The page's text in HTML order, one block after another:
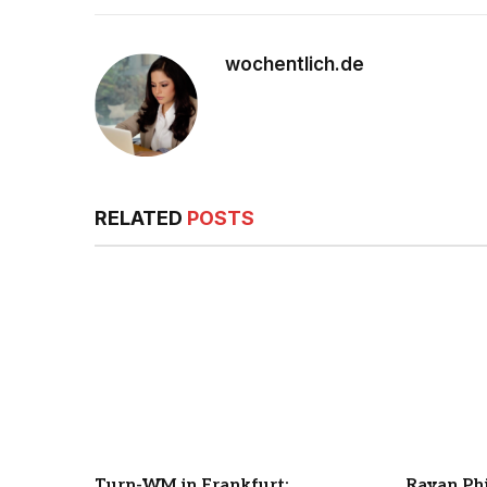
wochentlich.de
RELATED POSTS